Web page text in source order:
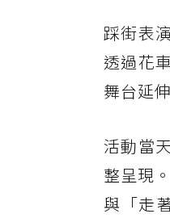
踩街表
透過花
舞台延
活動當
整呈現
與「走